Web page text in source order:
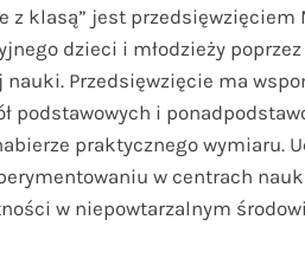
z klasą” jest
dzieci i młodzieży
Przedsięwzięcie ma
podstawowych i
praktycznego wymiaru.
w centrach
w niepowtarzalnym